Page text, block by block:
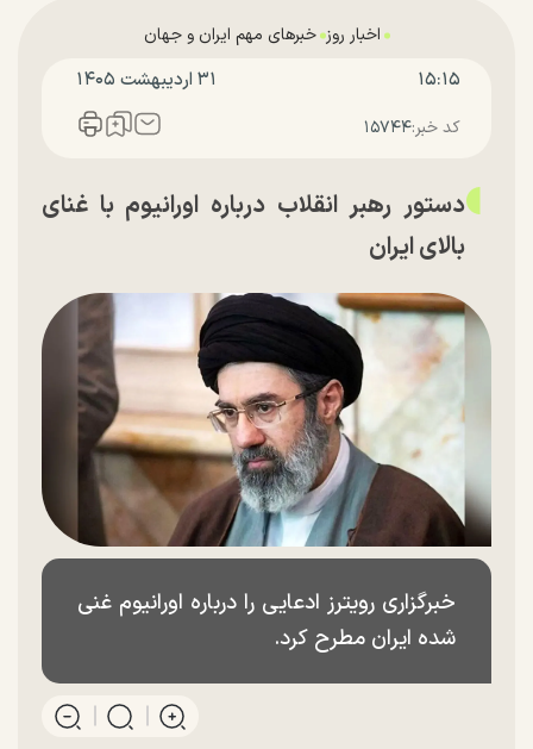
اخبار روز خبرهای مهم ایران و جهان
۱۵:۱۵ ۳۱ ارديبهشت ۱۴۰۵
کد خبر:۱۵۷۴۴
دستور رهبر انقلاب درباره اورانیوم با غنای
بالای ایران
خبرگزاری رویترز ادعایی را درباره اورانیوم غنی
شده ایران مطرح کرد.